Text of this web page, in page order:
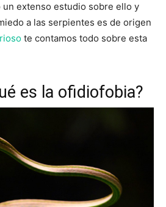
un extenso estudio sobre ello y
a las serpientes es de origen
te contamos todo sobre esta
es la ofidiofobia?